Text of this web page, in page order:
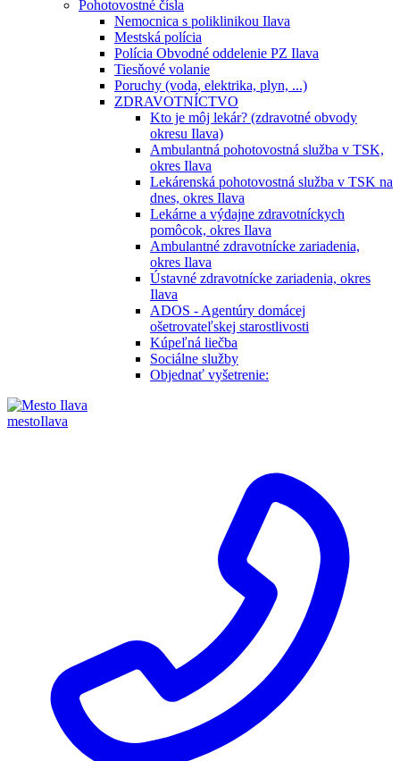
Pohotovostné čísla
Nemocnica s poliklinikou Ilava
Mestská polícia
Polícia Obvodné oddelenie PZ Ilava
Tiesňové volanie
Poruchy (voda, elektrika, plyn, ...)
ZDRAVOTNÍCTVO
Kto je môj lekár? (zdravotné obvody
okresu Ilava)
Ambulantná pohotovostná služba v TSK,
okres Ilava
Lekárenská pohotovostná služba v TSK na
dnes, okres Ilava
Lekárne a výdajne zdravotníckych
pomôcok, okres Ilava
Ambulantné zdravotnícke zariadenia,
okres Ilava
Ústavné zdravotnícke zariadenia, okres
Ilava
ADOS - Agentúry domácej
ošetrovateľskej starostlivosti
Kúpeľná liečba
Sociálne služby
Objednať vyšetrenie:
mestoIlava